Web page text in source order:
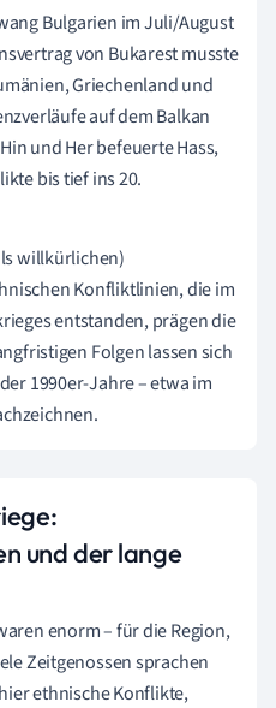
Bulgarien im Juli/August
von Bukarest musste
Griechenland und
auf dem Balkan
und Her befeuerte Hass,
bis tief ins 20.
willkürlichen)
Konfliktlinien, die im
entstanden, prägen die
Folgen lassen sich
1990er-Jahre – etwa im
und der lange
enorm – für die Region,
Zeitgenossen sprachen
ethnische Konflikte,